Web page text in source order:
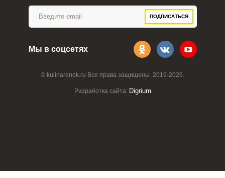
© kulinarenok.ru Все права защищены. 2019-2026.
Разработка сайта: Digrium
ПОДПИСАТЬСЯ
Мы в соцсетях